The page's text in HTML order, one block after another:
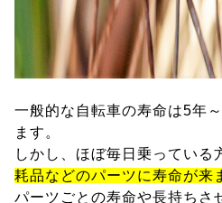
一般的な自転車の寿命は5年
ます。
しかし、ほぼ毎日乗っている
耗品などのパーツに寿命が来
パーツごとの寿命や長持ちさ